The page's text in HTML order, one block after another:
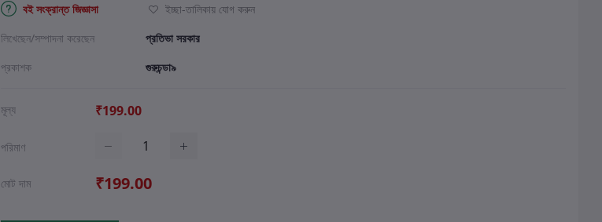
বই সংক্রান্ত জিজ্ঞাসা
ইচ্ছা-তালিকায় যোগ করুন
লিখেছেন/সম্পাদনা করেছেন
প্রতিভা সরকার
প্রকাশক
গুরুচন্ডা৯
মূল্য ₹199.00
পরিমাণ
মোট দাম ₹199.00